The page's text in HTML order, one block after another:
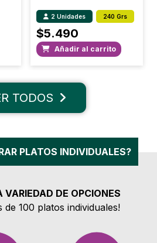
2 Unidades 240 Grs
$5.490
Añadir al carrito
TODOS
PLATOS INDIVIDUALES?
VARIEDAD DE OPCIONES
de 100 platos individuales!